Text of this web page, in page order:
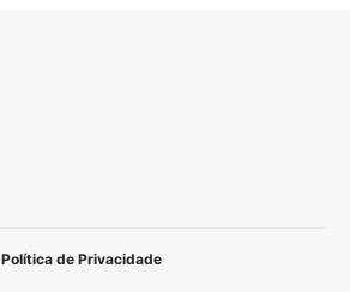
Política de Privacidade